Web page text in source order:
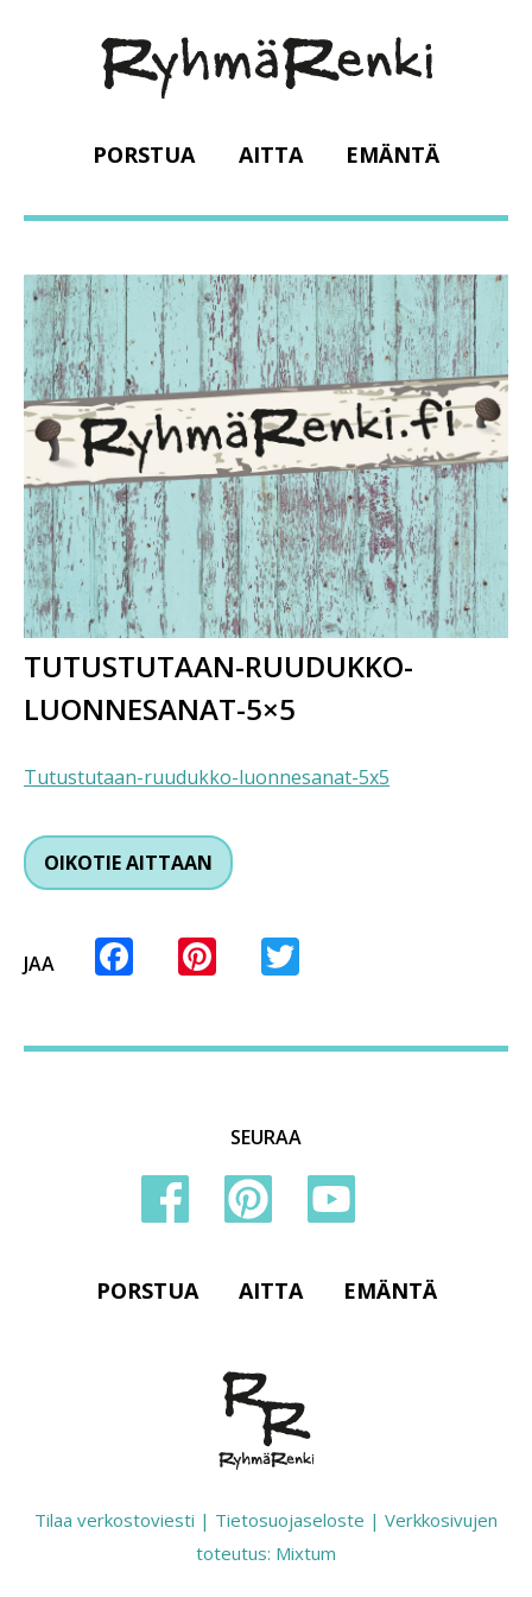
PORSTUA AITTA EMÄNTÄ
TUTUSTUTAAN-RUUDUKKO-
LUONNESANAT-5×5
Tutustutaan-ruudukko-luonnesanat-5x5
OIKOTIE AITTAAN
JAA Facebook
Pinterest
SEURAA
PORSTUA AITTA EMÄNTÄ
Tilaa verkostoviesti | Tietosuojaseloste | Verkkosivujen
toteutus: Mixtum